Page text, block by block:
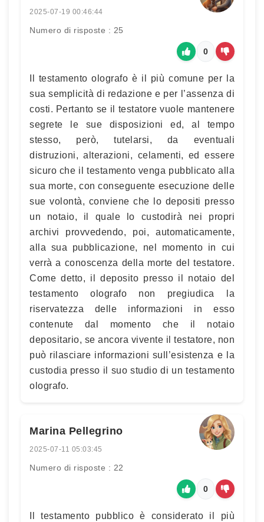
2025-07-19 00:46:44
Numero di risposte : 25
0
Il testamento olografo è il più comune per la
sua semplicità di redazione e per l’assenza di
costi. Pertanto se il testatore vuole mantenere
segrete le sue disposizioni ed, al tempo
stesso, però, tutelarsi, da eventuali
distruzioni, alterazioni, celamenti, ed essere
sicuro che il testamento venga pubblicato alla
sua morte, con conseguente esecuzione delle
sue volontà, conviene che lo depositi presso
un notaio, il quale lo custodirà nei propri
archivi provvedendo, poi, automaticamente,
alla sua pubblicazione, nel momento in cui
verrà a conoscenza della morte del testatore.
Come detto, il deposito presso il notaio del
testamento olografo non pregiudica la
riservatezza delle informazioni in esso
contenute dal momento che il notaio
depositario, se ancora vivente il testatore, non
può rilasciare informazioni sull’esistenza e la
custodia presso il suo studio di un testamento
olografo.
Marina Pellegrino
2025-07-11 05:03:45
Numero di risposte : 22
0
Il testamento pubblico è considerato il più